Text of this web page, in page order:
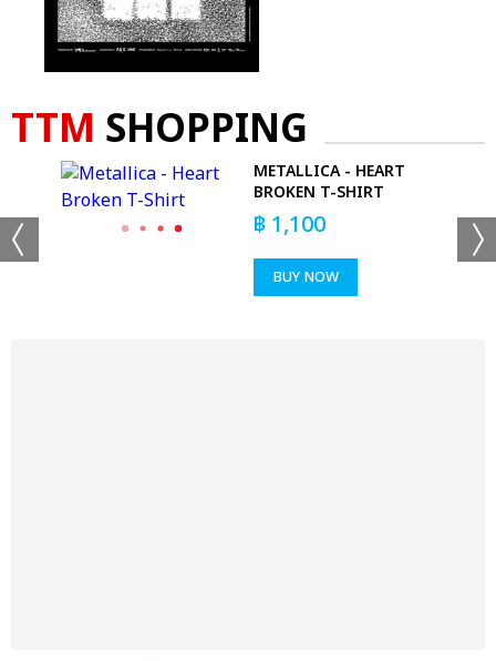
TTM SHOPPING
METALLICA - HEART
BROKEN T-SHIRT
฿ 1,100
BUY NOW